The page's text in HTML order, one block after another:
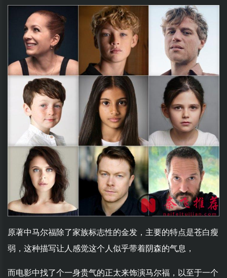
原著中马尔福除了家族标志性的金发，主要的特点是苍白瘦
弱，这种描写让人感觉这个人似乎带着阴森的气息，
而电影中找了个一身贵气的正太来饰演马尔福，以至于一个